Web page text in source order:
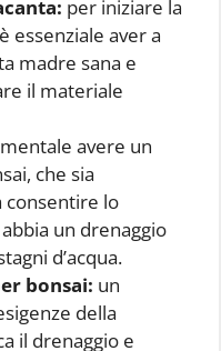
per iniziare la
essenziale aver a
madre sana e
il materiale
avere un
che sia
consentire lo
un drenaggio
d’acqua.
bonsai: un
della
il drenaggio e